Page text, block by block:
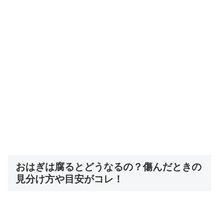
おはぎは腐るとどうなるの？傷んだときの
見分け方や目安がコレ！